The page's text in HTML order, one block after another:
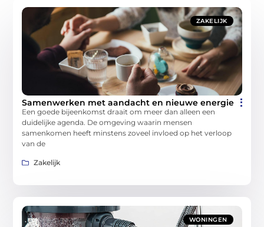
ZAKELIJK
Samenwerken met aandacht en nieuwe energie
Een goede bijeenkomst draait om meer dan alleen een
duidelijke agenda. De omgeving waarin mensen
samenkomen heeft minstens zoveel invloed op het verloop
van de
Zakelijk
WONINGEN